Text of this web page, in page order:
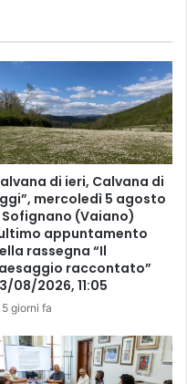
di ieri, Calvana di
mercoledì 5 agosto
Sofignano (Vaiano)
appuntamento
rassegna “Il
raccontato”
08/2026, 11:05
5 giorni fa